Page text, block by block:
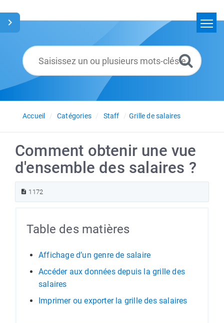
Glossaire
Français
Accueil
Catégories Staff Grille de salaires
Comment obtenir une vue
d'ensemble des salaires ?
1172
Table des matières
Affichage d’un genre de salaire
Accéder aux données depuis la grille des
salaires
Imprimer ou exporter la grille des salaires